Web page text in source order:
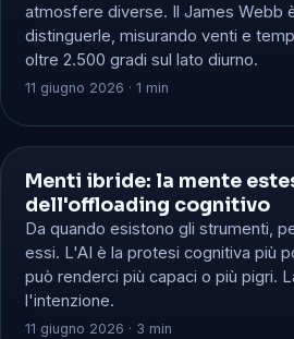
atmosfere diverse. Il James Webb
distinguerle, misurando venti e
oltre 2.500 gradi sul lato diurno.
11 giugno 2026 · 1 min
🔬 SCIENZA & SOCIETÀ
Menti ibride: la mente
dell'offloading cognitivo
Da quando esistono gli strumenti,
essi. L'AI è la protesi cognitiva più
può renderci più capaci o più pigri.
l'intenzione.
11 giugno 2026 · 3 min